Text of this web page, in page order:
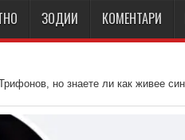
ЗОДИИ КОМЕНТАРИ
но знаете ли как живее